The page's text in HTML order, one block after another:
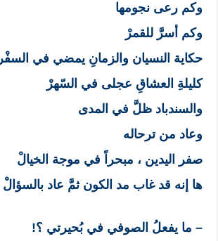
وكم رعى نجومها
وكم أسرَّ للقمرْ
حكاية النسيان والزمانِ يمضي في السفْر
كليلةِ العشاقِ عجلى في السّهرْ
والسندباد ظلَّ في المدى
وعاد من ترحاله
صفر اليدين ، مبحراً في موجة الخيالْ
ها إنه قد غاب مد الكون ثمَّ عاد بالسؤالْ
– ما يفعلُ الصوفي في بُحيرتي ؟!